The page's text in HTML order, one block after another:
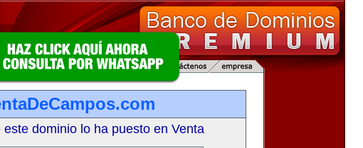
este dominio lo ha puesto en Venta